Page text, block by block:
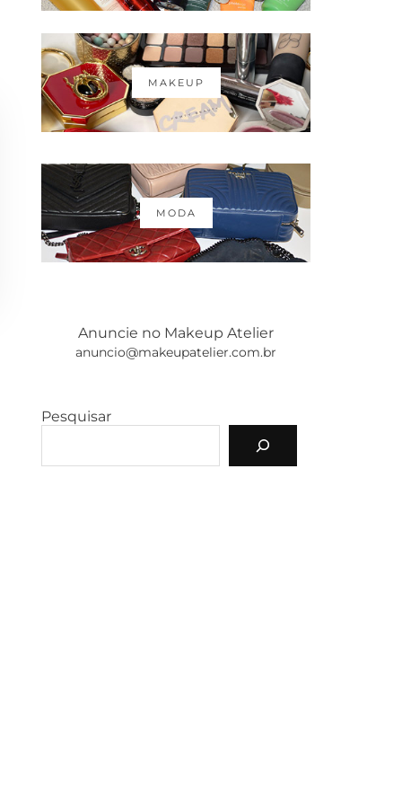
MAKEUP
MODA
Anuncie no Makeup Atelier
anuncio@makeupatelier.com.br
Pesquisar